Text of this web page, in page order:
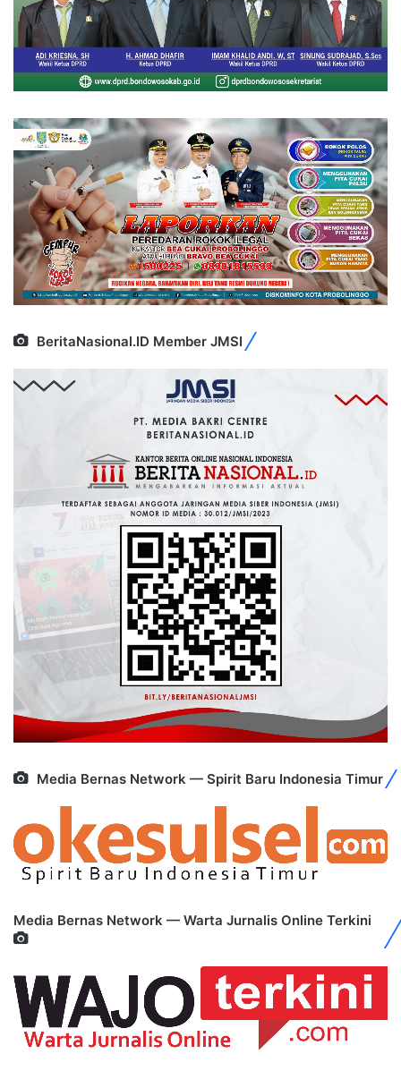
BeritaNasional.ID Member JMSI
Media Bernas Network — Spirit Baru Indonesia Timur
Media Bernas Network — Warta Jurnalis Online Terkini